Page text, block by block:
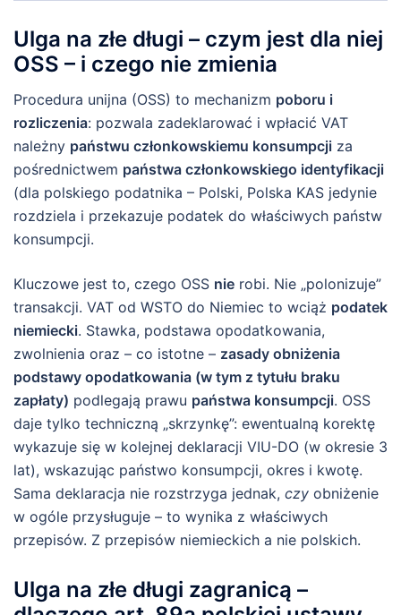
Ulga na złe długi – czym jest dla niej
OSS – i czego nie zmienia
Procedura unijna (OSS) to mechanizm poboru i
rozliczenia: pozwala zadeklarować i wpłacić VAT
należny państwu członkowskiemu konsumpcji za
pośrednictwem państwa członkowskiego identyfikacji
(dla polskiego podatnika – Polski, Polska KAS jedynie
rozdziela i przekazuje podatek do właściwych państw
konsumpcji.
Kluczowe jest to, czego OSS nie robi. Nie „polonizuje”
transakcji. VAT od WSTO do Niemiec to wciąż podatek
niemiecki. Stawka, podstawa opodatkowania,
zwolnienia oraz – co istotne – zasady obniżenia
podstawy opodatkowania (w tym z tytułu braku
zapłaty) podlegają prawu państwa konsumpcji. OSS
daje tylko techniczną „skrzynkę”: ewentualną korektę
wykazuje się w kolejnej deklaracji VIU-DO (w okresie 3
lat), wskazując państwo konsumpcji, okres i kwotę.
Sama deklaracja nie rozstrzyga jednak, czy obniżenie
w ogóle przysługuje – to wynika z właściwych
przepisów. Z przepisów niemieckich a nie polskich.
Ulga na złe długi zagranicą –